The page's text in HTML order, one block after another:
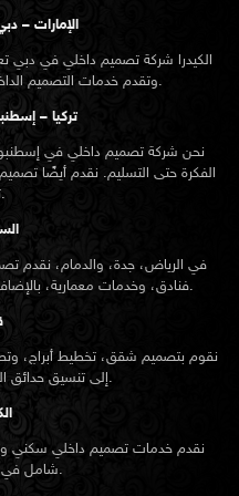
الإمارات –
الكيدرا شركة تصميم داخلي في دبي
وتقدم خدمات التصميم الداخلي، المعماري، وتصميم الحدائق.
تركيا –
نحن شركة تصميم داخلي في
الفكرة حتى التسليم. نقدم أيضًا
تركيا.
في الرياض، جدة، والدمام، نقدم
فنادق، وخدمات معمارية، بالإضافة إلى تنسيق الحدائق الخاصة والتجارية.
نقوم بتصميم شقق، تخطيط أبراج،
إلى تنسيق حدائق الفلل والمشاريع الخارجية.
نقدم خدمات تصميم داخلي سكني
شامل في مدينة الكويت.